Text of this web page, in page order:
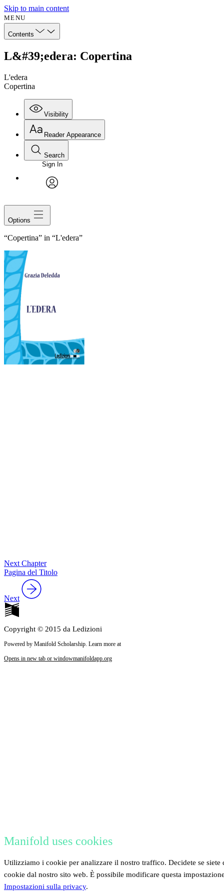
Skip to main content
MENU
Contents
L&#39;edera: Copertina
L'edera
Copertina
Visibility
Reader Appearance
Search
Sign In
Options
“Copertina” in “L'edera”
Next Chapter
Pagina del Titolo
Next
Copyright © 2015 da Ledizioni
Powered by Manifold Scholarship. Learn more at
Opens in new tab or windowmanifoldapp.org
Manifold uses cookies
Utilizziamo i cookie per analizzare il nostro traffico. Decidete se siete
cookie dal nostro sito web. È possibile modificare questa
Impostazioni sulla privacy.